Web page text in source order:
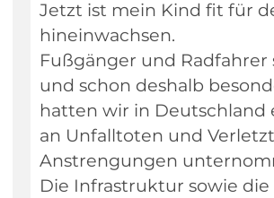
Jetzt ist mein Kind fit für
hineinwachsen.
Fußgänger und
und schon deshalb
hatten wir in
an Unfalltoten und
Anstrengungen
Die Infrastruktur sowie